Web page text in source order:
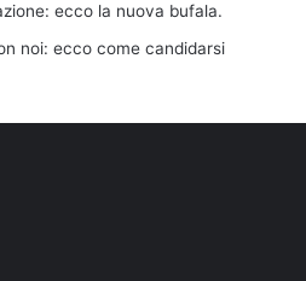
ecco la nuova bufala.
noi: ecco come candidarsi